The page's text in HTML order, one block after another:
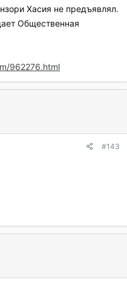
Хасия не предъявлял.
Общественная
962276.html
#143